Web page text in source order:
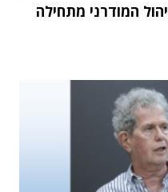
המודרני מתחילה